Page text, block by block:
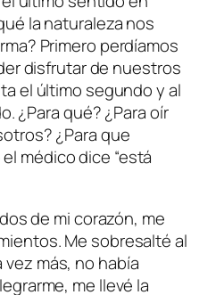
la naturaleza nos
Primero perdíamos
disfrutar de nuestros
el último segundo y al
¿Para qué? ¿Para oír
¿Para que
médico dice “está
de mi corazón, me
Me sobresalté al
más, no había
me llevé la